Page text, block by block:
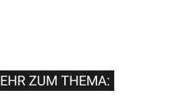
ZUM THEMA: